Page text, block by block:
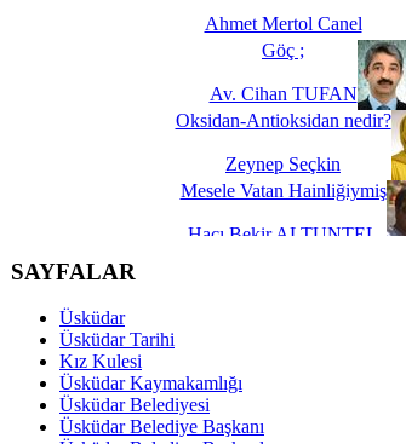
Ahmet Mertol Canel
Göç ;
Av. Cihan TUFAN
Oksidan-Antioksidan nedir?
Zeynep Seçkin
Mesele Vatan Hainliğiymiş
Hacı Bekir ALTUNTEL
Dünya Fani, Ama Kısa Bir Süre De Olsa
Savaş ŞENEL
Hukukun Adaleti Kalmadı
SAYFALAR
Üsküdar
Üsküdar Tarihi
Kız Kulesi
Üsküdar Kaymakamlığı
Üsküdar Belediyesi
Üsküdar Belediye Başkanı